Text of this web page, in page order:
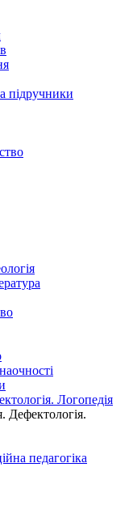
підручники
Логопедія
Дефектологія.
педагогіка